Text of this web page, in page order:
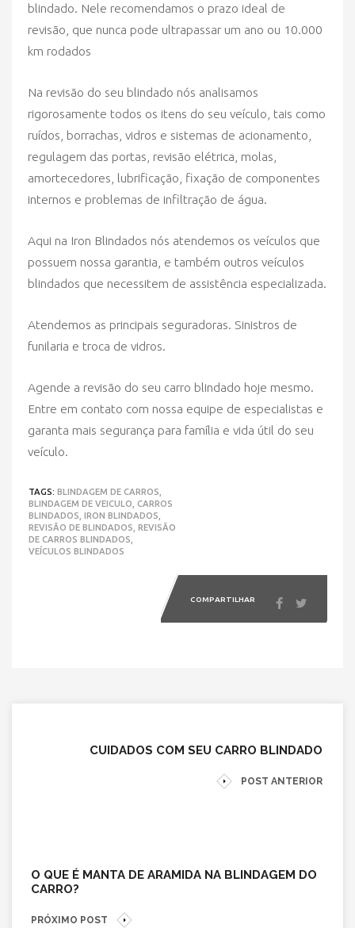
blindado. Nele recomendamos o prazo ideal de
revisão, que nunca pode ultrapassar um ano ou 10.000
km rodados
Na revisão do seu blindado nós analisamos
rigorosamente todos os itens do seu veículo, tais como
ruídos, borrachas, vidros e sistemas de acionamento,
regulagem das portas, revisão elétrica, molas,
amortecedores, lubrificação, fixação de componentes
internos e problemas de infiltração de água.
Aqui na Iron Blindados nós atendemos os veículos que
possuem nossa garantia, e também outros veículos
blindados que necessitem de assistência especializada.
Atendemos as principais seguradoras. Sinistros de
funilaria e troca de vidros.
Agende a revisão do seu carro blindado hoje mesmo.
Entre em contato com nossa equipe de especialistas e
garanta mais segurança para família e vida útil do seu
veículo.
TAGS: BLINDAGEM DE CARROS,
BLINDAGEM DE VEICULO,
CARROS
BLINDADOS, IRON BLINDADOS,
REVISÃO DE BLINDADOS, REVISÃO
DE CARROS BLINDADOS,
VEÍCULOS BLINDADOS
COMPARTILHAR
CUIDADOS COM SEU CARRO BLINDADO
POST ANTERIOR
O QUE É MANTA DE ARAMIDA NA BLINDAGEM DO
CARRO?
PRÓXIMO POST